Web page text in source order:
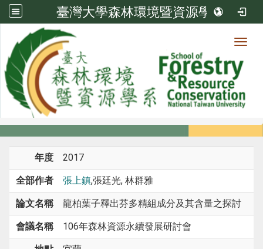
臺灣大學森林環境暨資源學系
系所成員
系所成員
年度 2017
全部作者 張上鎮,張廷光, 林群雅
論文名稱 龍柏葉子釋出芬多精組成分及其含量之探討
會議名稱 106年森林資源永續發展研討會